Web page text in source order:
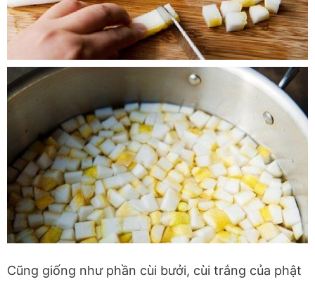
Cũng giống như phần cùi bưởi, cùi trắng của phật